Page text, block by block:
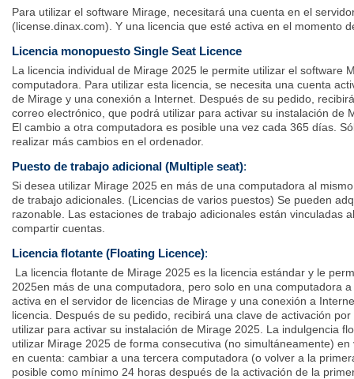
Para utilizar el software Mirage, necesitará una cuenta en el
(license.dinax.com). Y una licencia que esté activa en el momento
Licencia monopuesto Single Seat Licence
La licencia individual de Mirage 2025 le permite utilizar el software
computadora. Para utilizar esta licencia, se necesita una cuenta
de Mirage y una conexión a Internet. Después de su pedido,
correo electrónico, que podrá utilizar para activar su instalación de
El cambio a otra computadora es posible una vez cada 365 días.
realizar más cambios en el ordenador.
Puesto de trabajo adicional (Multiple seat):
Si desea utilizar Mirage 2025 en más de una computadora al
de trabajo adicionales. (Licencias de varios puestos) Se pueden
razonable. Las estaciones de trabajo adicionales están vinculadas
compartir cuentas.
Licencia flotante (Floating Licence):
La licencia flotante de Mirage 2025 es la licencia estándar y le
2025en más de una computadora, pero solo en una computadora
activa en el servidor de licencias de Mirage y una conexión a
licencia. Después de su pedido, recibirá una clave de activación
utilizar para activar su instalación de Mirage 2025. La indulgencia
utilizar Mirage 2025 de forma consecutiva (no simultáneamente)
en cuenta: cambiar a una tercera computadora (o volver a la
posible como mínimo 24 horas después de la activación de la